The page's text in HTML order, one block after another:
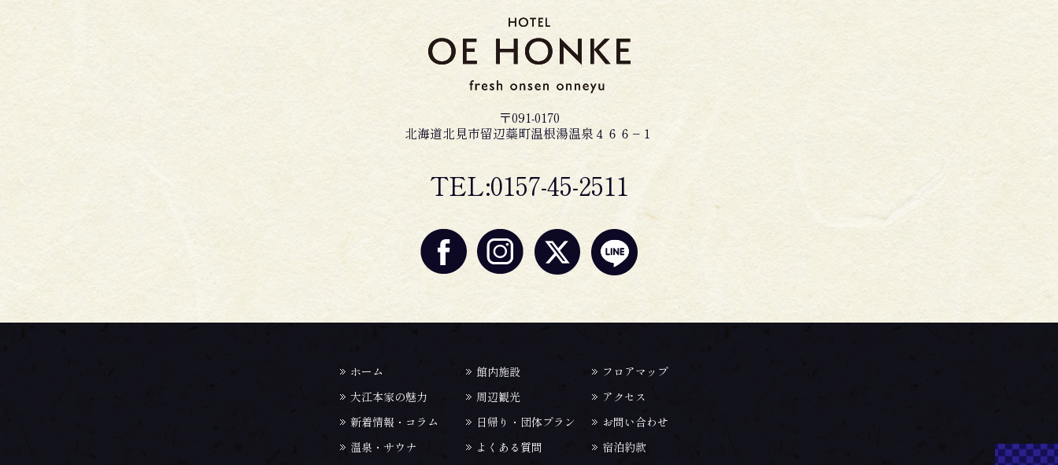
〒091-0170
北海道北見市留辺蘂町温根湯温泉４６６−１
TEL:0157-45-2511
ホーム
大江本家の魅力
新着情報・コラム
温泉・サウナ
館内施設
周辺観光
日帰り・団体プラン
よくある質問
フロアマップ
アクセス
お問い合わせ
宿泊約款